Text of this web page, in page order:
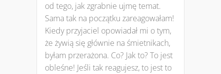
od tego, jak zgrabnie ujmę temat.
Sama tak na początku zareagowałam!
Kiedy przyjaciel opowiadał mi o tym,
że żywią się głównie na śmietnikach,
byłam przerażona. Co? Jak to? To jest
obleśne! Jeśli tak reagujesz, to jest to